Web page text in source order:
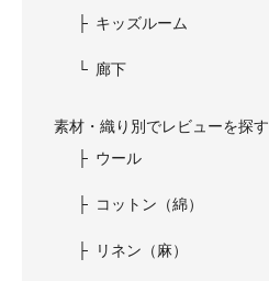
キッズルーム
廊下
素材・織り別でレビューを探す
ウール
コットン（綿）
リネン（麻）